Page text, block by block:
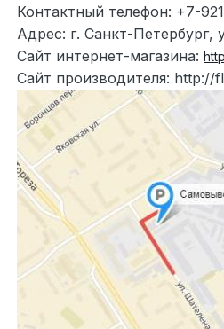
Контактный телефон: +7-
Адрес: г. Санкт-Петербург,
Сайт интернет-магазина:
Сайт производителя: http://